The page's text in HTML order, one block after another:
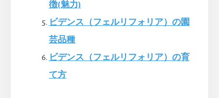
徴(魅力)
ビデンス（フェルリフォリア）の園
芸品種
ビデンス（フェルリフォリア）の育
て方